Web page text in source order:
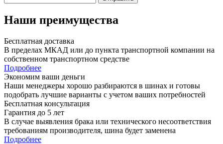
Наши преимущества
Бесплатная доставка
В пределах МКАД или до пункта транспортной компании на
собственном транспортном средстве
Подробнее
Экономим ваши деньги
Наши менеджеры хорошо разбираются в шинах и готовы
подобрать лучшие варианты с учетом ваших потребностей
Бесплатная консультация
Гарантия до 5 лет
В случае выявления брака или технического несоответствия
требованиям производителя, шина будет заменена
Подробнее